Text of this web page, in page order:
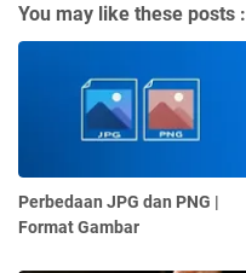
You may like these posts :
Perbedaan JPG dan PNG |
Format Gambar